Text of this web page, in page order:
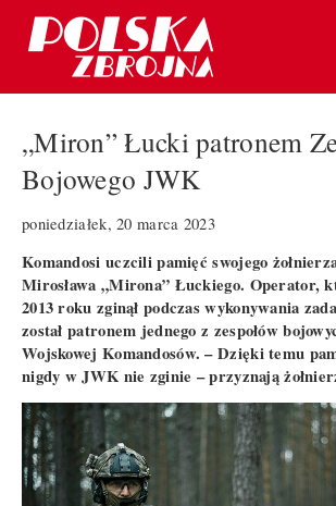
„Miron” Łucki patronem
Bojowego JWK
poniedziałek, 20 marca 2023
Komandosi uczcili pamięć swojego
Mirosława „Mirona” Łuckiego. Operator,
2013 roku zginął podczas wykonywania
został patronem jednego z zespołów
Wojskowej Komandosów. – Dzięki temu
nigdy w JWK nie zginie – przyznają